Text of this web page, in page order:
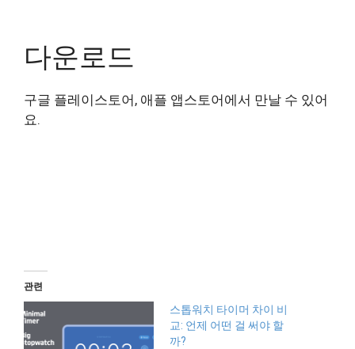
다운로드
구글 플레이스토어, 애플 앱스토어에서 만날 수 있어
요.
관련
스톱워치 타이머 차이 비
교: 언제 어떤 걸 써야 할
까?